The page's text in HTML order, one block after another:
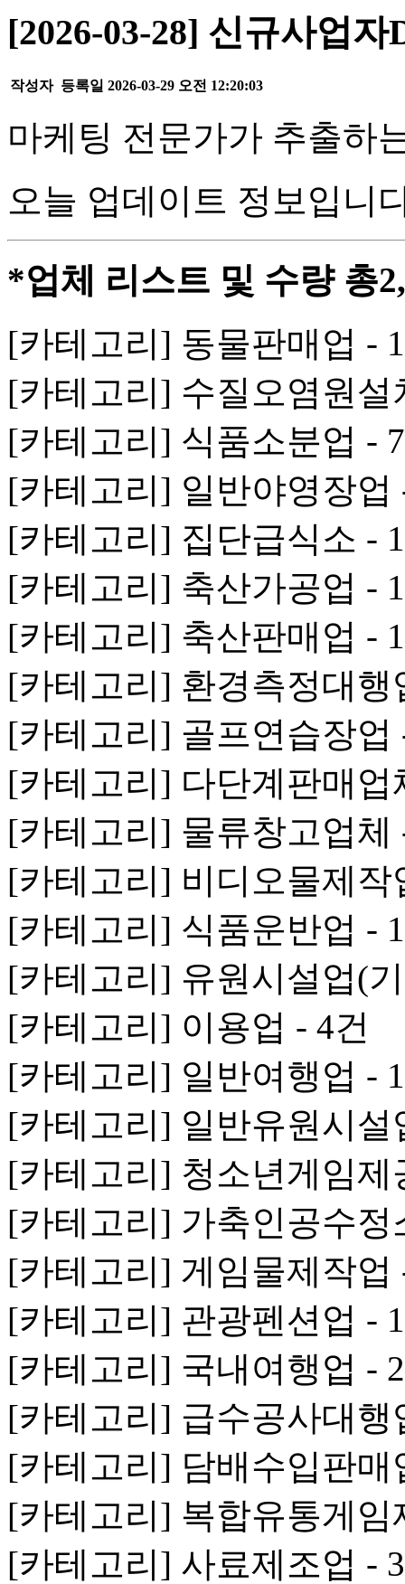
[2026-03-28] 신규사업
작성자 등록일 2026-03-29 오전 12:20:03
마케팅 전문가가 추출하
오늘 업데이트 정보입니
*업체 리스트 및 수량 총
[카테고리] 동물판매업 -
[카테고리] 수질오염원설
[카테고리] 식품소분업 -
[카테고리] 일반야영장업
[카테고리] 집단급식소 -
[카테고리] 축산가공업 -
[카테고리] 축산판매업 -
[카테고리] 환경측정대행
[카테고리] 골프연습장업
[카테고리] 다단계판매업
[카테고리] 물류창고업체
[카테고리] 비디오물제작
[카테고리] 식품운반업 -
[카테고리] 유원시설업(
[카테고리] 이용업 - 4건
[카테고리] 일반여행업 -
[카테고리] 일반유원시설
[카테고리] 청소년게임제
[카테고리] 가축인공수정
[카테고리] 게임물제작업
[카테고리] 관광펜션업 -
[카테고리] 국내여행업 -
[카테고리] 급수공사대행
[카테고리] 담배수입판매
[카테고리] 복합유통게임
[카테고리] 사료제조업 -